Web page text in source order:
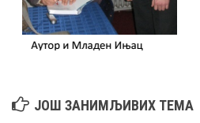
ЈОШ ЗАНИМЉИВИХ ТЕМА